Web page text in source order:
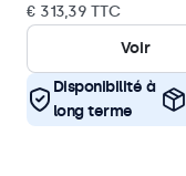
€ 313,39 TTC
Voir
Disponibilité à
long terme